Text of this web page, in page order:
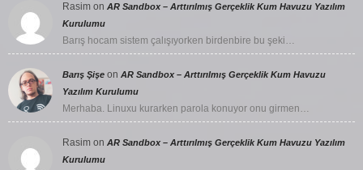
Rasim on AR Sandbox – Arttırılmış Gerçeklik Kum Havuzu Yazılım
Kurulumu
Barış hocam sistem çalışıyorken birdenbire bu şeki…
Barış Şişe on AR Sandbox – Arttırılmış Gerçeklik Kum Havuzu
Yazılım Kurulumu
Merhaba. Linuxu kurarken parola konuyor onu girmen…
Rasim on AR Sandbox – Arttırılmış Gerçeklik Kum Havuzu Yazılım
Kurulumu